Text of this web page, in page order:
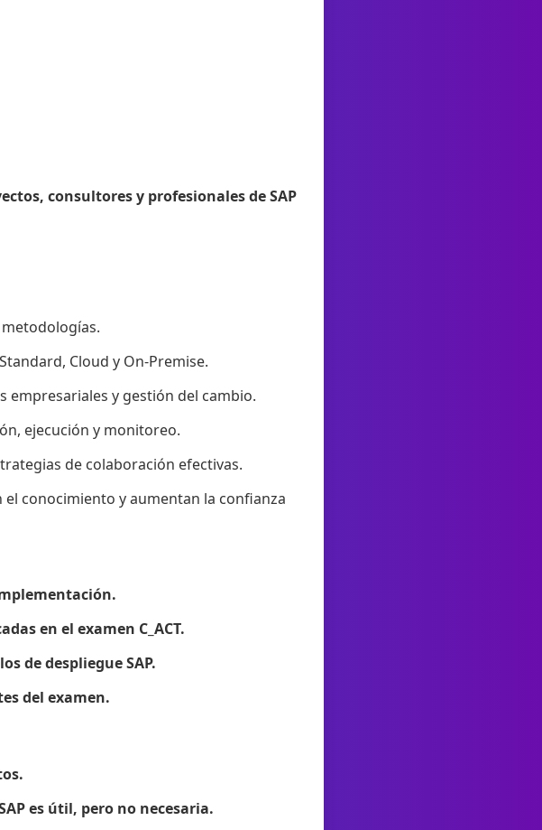
consultores y profesionales de SAP
Cloud y On-Premise.
empresariales y gestión del cambio.
ejecución y monitoreo.
de colaboración efectivas.
conocimiento y aumentan la confianza
en el examen C_ACT.
de despliegue SAP.
del examen.
es útil, pero no necesaria.